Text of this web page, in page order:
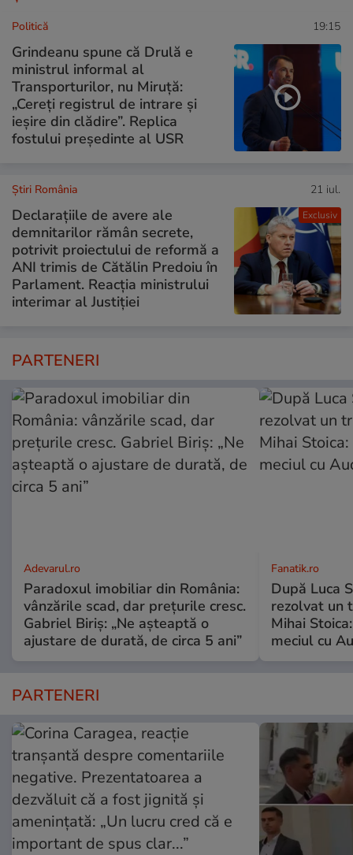
Politică 19:15
Grindeanu spune că Drulă e
ministrul informal al
Transporturilor, nu Miruță:
„Cereți registrul de intrare și
ieșire din clădire”. Replica
fostului președinte al USR
Exclusiv
Știri România 21 iul.
Declarațiile de avere ale
demnitarilor rămân secrete,
potrivit proiectului de reformă a
ANI trimis de Cătălin Predoiu în
Parlament. Reacția ministrului
interimar al Justiției
PARTENERI
Adevarul.ro
Paradoxul imobiliar din România:
vânzările scad, dar prețurile cresc.
Gabriel Biriș: „Ne așteaptă o
ajustare de durată, de circa 5 ani”
Fanatik.ro
După Luca
rezolvat un
Mihai
meciul cu
PARTENERI